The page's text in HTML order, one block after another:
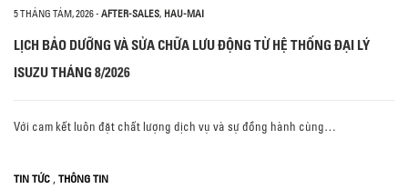
5 THÁNG TÁM, 2026- AFTER-SALES, HAU-MAI
LỊCH BẢO DƯỠNG VÀ SỬA CHỮA LƯU ĐỘNG TỪ HỆ THỐNG ĐẠI LÝ
ISUZU THÁNG 8/2026
Với cam kết luôn đặt chất lượng dịch vụ và sự đồng hành cùng…
TIN TỨC , THÔNG TIN